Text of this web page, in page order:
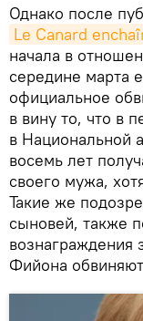
Однако после
Le Canard
начала в
середине марта
официальное
в вину то, что в
в Национальной
восемь лет
своего мужа,
Такие же
сыновей, также
вознаграждения
Фийона